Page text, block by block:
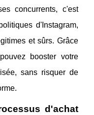
concurrents, c'est
d'Instagram,
et sûrs. Grâce
booster votre
sans risquer de
d'achat